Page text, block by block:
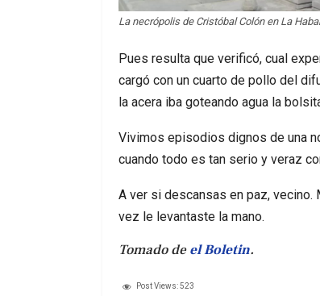
La necrópolis de Cristóbal Colón en La
Pues resulta que verificó, cual
cargó con un cuarto de pollo del
la acera iba goteando agua la
Vivimos episodios dignos de una
cuando todo es tan serio y veraz
A ver si descansas en paz, vecino.
vez le levantaste la mano.
Tomado deel Boletin.
Post Views:523